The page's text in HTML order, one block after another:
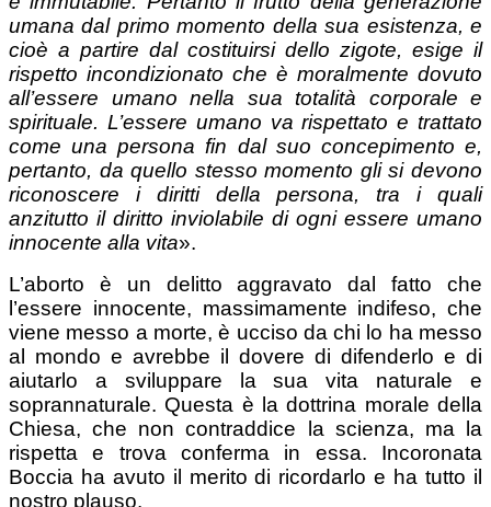
umana dal primo momento della sua esistenza, e
cioè a partire dal costituirsi dello zigote, esige il
rispetto incondizionato che è moralmente dovuto
all’essere umano nella sua totalità corporale e
spirituale. L’essere umano va rispettato e trattato
come una persona fin dal suo concepimento e,
pertanto, da quello stesso momento gli si devono
riconoscere i diritti della persona, tra i quali
anzitutto il diritto inviolabile di ogni essere umano
innocente alla vita».
L’aborto è un delitto aggravato dal fatto che
l’essere innocente, massimamente indifeso, che
viene messo a morte, è ucciso da chi lo ha messo
al mondo e avrebbe il dovere di difenderlo e di
aiutarlo a sviluppare la sua vita naturale e
soprannaturale. Questa è la dottrina morale della
Chiesa, che non contraddice la scienza, ma la
rispetta e trova conferma in essa. Incoronata
Boccia ha avuto il merito di ricordarlo e ha tutto il
nostro plauso.